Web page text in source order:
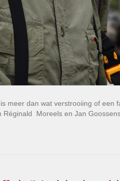
meer dan wat verstrooiing of
Réginald Moreels en Jan